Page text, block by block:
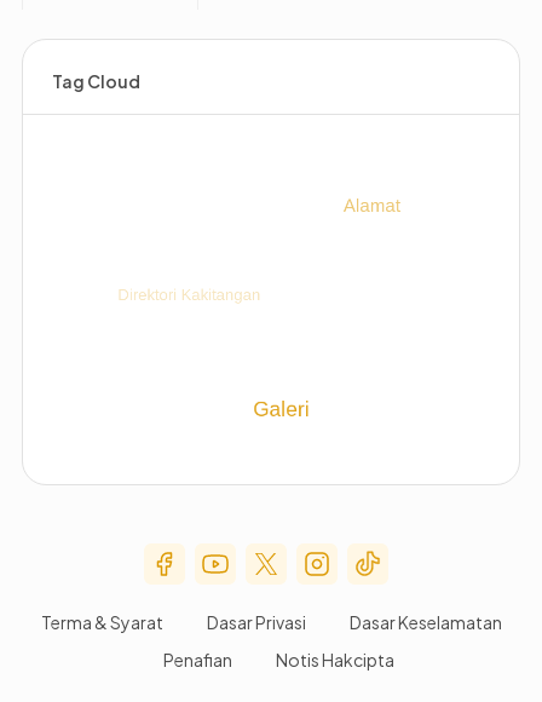
Tag Cloud
Social Media Menu
Terma & Syarat Dasar Privasi
Dasar Keselamatan
Penafian
Notis Hakcipta